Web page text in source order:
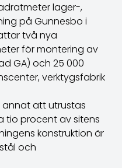
lager-,
på Gunnesbo i
två nya
för montering av
GA) och 25 000
verktygsfabrik
annat att utrustas
tio procent av sitens
konstruktion är
och